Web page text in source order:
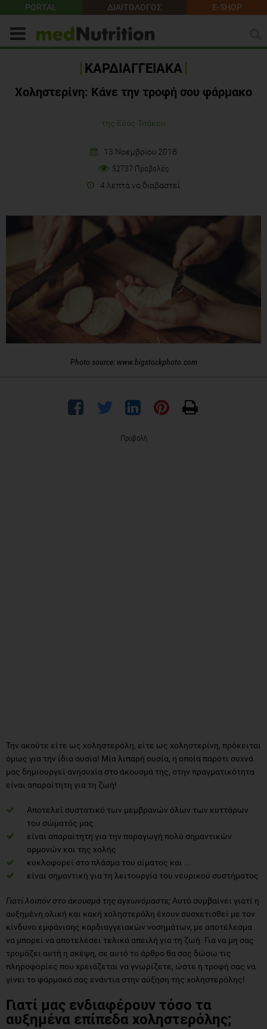
PORTAL ΔΙΑΙΤΟΛΟΓΟΣ E-SHOP
ΚΑΡΔΙΑΓΓΕΙΑΚΑ
Χοληστερίνη: Κάνε την τροφή σου φάρμακο
της Εύας Τσάκου
13 Νοεμβρίου 2018
52737 Προβολές
4 λεπτά να διαβαστεί
Photo source: www.bigstockphoto.com
Προβολή
Την ακούτε είτε ως χοληστερόλη, είτε ως χοληστερίνη, πρόκειται
όμως για την ίδια ουσία! Μία λιπαρή ουσία, η οποία παρότι συχνά
μας δημιουργεί ανησυχία στο άκουσμά της, στην πραγματικότητα
είναι απαραίτητη για τη ζωή!
Αποτελεί συστατικό των μεμβρανών όλων των κυττάρων
του σώματός μας
είναι απαραίτητη για την παραγωγή πολύ σημαντικών
ορμονών και της χολής
κυκλοφορεί στο πλάσμα του αίματος και ...
είναι σημαντική για τη λειτουργία του νευρικού συστήματος
Γιατί λοιπόν στο άκουσμά της αγχωνόμαστε; Αυτό συμβαίνει γιατί η
αυξημένη ολική και κακή χοληστερόλη έχουν συσχετισθεί με τον
κίνδυνο εμφάνισης καρδιαγγειακών νοσημάτων, με αποτέλεσμα
να μπορεί να αποτελέσει τελικά απειλή για τη ζωή. Για να μη σας
τρομάζει αυτή η σκέψη, σε αυτό το άρθρο θα σας δώσω τις
πληροφορίες που χρειάζεται να γνωρίζετε, ώστε η τροφή σας να
γίνει το φάρμακό σας ενάντια στην αύξηση της χοληστερόλης!
Γιατί μας ενδιαφέρουν τόσο τα
αυξημένα επίπεδα χοληστερόλης;